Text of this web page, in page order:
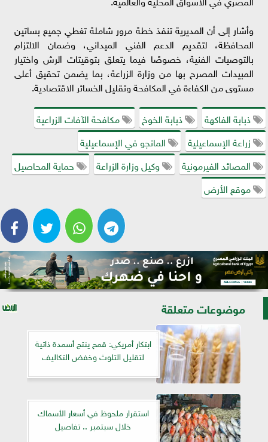
وأشار إلى أن المديرية تنفذ خطة مرور شاملة تغطي جميع بساتين
المحافظة، لتقديم الدعم الفني الميداني، وضمان الالتزام
بالتوصيات الفنية، خصوصًا فيما يتعلق بتوقيتات الرش واختيار
المبيدات المصرح بها من وزارة الزراعة، بما يضمن تحقيق أعلى
مستوى من الكفاءة في المكافحة وتقليل الخسائر الاقتصادية.
ذبابة الفاكهة
ذبابة الخوخ
مكافحة الآفات الزراعية
زراعة الإسماعيلية
المانجو في الإسماعيلية
المصائد الفيرمونية
وكيل وزارة الزراعة
حماية المحاصيل
موقع الأرض
موضوعات متعلقة
ابتكار أمريكي: قمح ينتج أسمدة ذاتية
لتقليل التلوث وخفض التكاليف
استقرار ملحوظ في أسعار الأسماك
خلال سبتمبر .. تفاصيل